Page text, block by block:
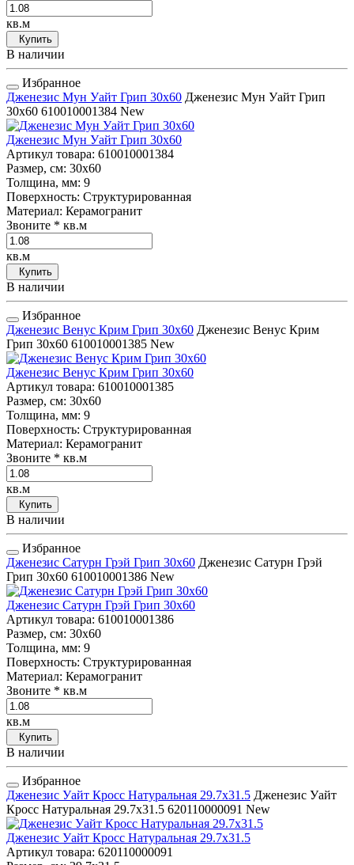
кв.м
Купить
В наличии
Избранное
Дженезис Мун Уайт Грип 30x60 Дженезис Мун Уайт Грип
30x60 610010001384 New
Дженезис Мун Уайт Грип 30x60
Артикул товара: 610010001384
Размер, см: 30x60
Толщина, мм: 9
Поверхность: Структурированная
Материал: Керамогранит
Звоните * кв.м
кв.м
Купить
В наличии
Избранное
Дженезис Венус Крим Грип 30x60 Дженезис Венус Крим
Грип 30x60 610010001385 New
Дженезис Венус Крим Грип 30x60
Артикул товара: 610010001385
Размер, см: 30x60
Толщина, мм: 9
Поверхность: Структурированная
Материал: Керамогранит
Звоните * кв.м
кв.м
Купить
В наличии
Избранное
Дженезис Сатурн Грэй Грип 30x60 Дженезис Сатурн Грэй
Грип 30x60 610010001386 New
Дженезис Сатурн Грэй Грип 30x60
Артикул товара: 610010001386
Размер, см: 30x60
Толщина, мм: 9
Поверхность: Структурированная
Материал: Керамогранит
Звоните * кв.м
кв.м
Купить
В наличии
Избранное
Дженезис Уайт Кросс Натуральная 29.7x31.5 Дженезис Уайт
Кросс Натуральная 29.7x31.5 620110000091 New
Дженезис Уайт Кросс Натуральная 29.7x31.5
Артикул товара: 620110000091